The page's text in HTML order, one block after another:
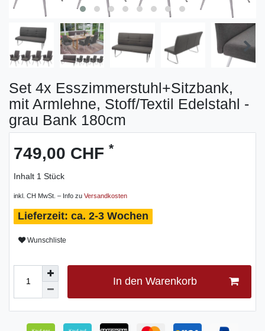
Set 4x Esszimmerstuhl+Sitzbank,
mit Armlehne, Stoff/Textil Edelstahl -
grau Bank 180cm
749,00 CHF *
Inhalt 1 Stück
inkl. CH MwSt. – Info zu Versandkosten
ca. 2-3 Wochen
Wunschliste
In den Warenkorb